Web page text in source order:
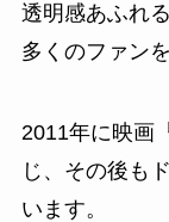
透明感あふれ
多くのファン
2011年に映画
じ、その後も
います。